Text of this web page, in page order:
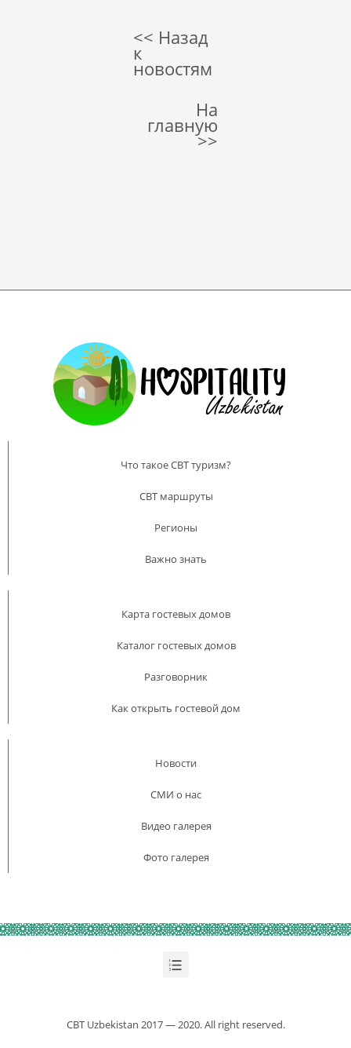
<< Назад
к
новостям
На
главную
>>
Что такое CBT туризм?
CBT маршруты
Регионы
Важно знать
Карта гостевых домов
Каталог гостевых домов
Разговорник
Как открыть гостевой дом
Новости
СМИ о нас
Видео галерея
Фото галерея
CBT Uzbekistan 2017 — 2020. All right reserved.